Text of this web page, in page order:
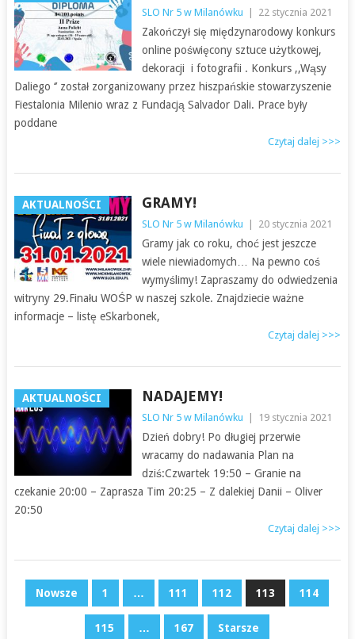
SLO Nr 5 w Milanówku 22 stycznia 2021
Zakończył się międzynarodowy konkurs
online poświęcony sztuce użytkowej,
dekoracji i fotografii . Konkurs ,,Wąsy
Daliego ‘’ został zorganizowany przez hiszpańskie stowarzyszenie
Fiestalonia Milenio wraz z Fundacją Salvador Dali. Prace były
poddane
Czytaj dalej >>>
AKTUALNOŚCI GRAMY!
SLO Nr 5 w Milanówku 20 stycznia 2021
Gramy jak co roku, choć jest jeszcze
wiele niewiadomych… Na pewno coś
wymyślimy! Zapraszamy do odwiedzenia
witryny 29.Finału WOŚP w naszej szkole. Znajdziecie ważne
informacje – listę eSkarbonek,
Czytaj dalej >>>
AKTUALNOŚCI NADAJEMY!
SLO Nr 5 w Milanówku 19 stycznia 2021
Dzień dobry! Po długiej przerwie
wracamy do nadawania Plan na
dziś:Czwartek 19:50 – Granie na
czekanie 20:00 – Zaprasza Tim 20:25 – Z dalekiej Danii – Oliver
20:50
Czytaj dalej >>>
NAWIGACJA
Nowsze 1 … 111 112 113 114
115 … 167 Starsze